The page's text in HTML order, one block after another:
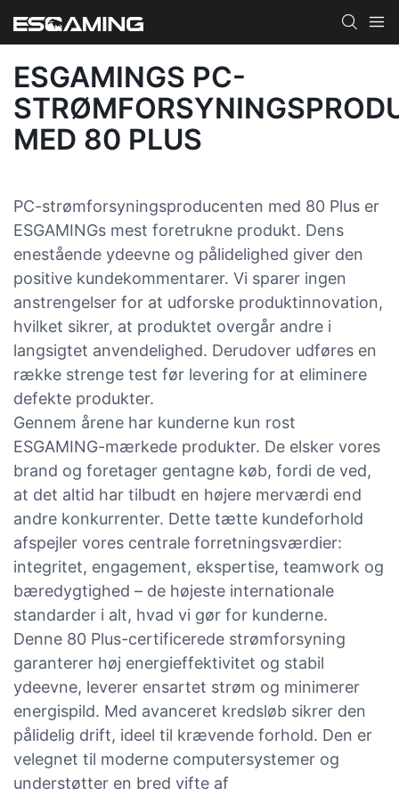
ESGAMINGS PC-
MED 80 PLUS
PC-strømforsyningsproducenten med 80 Plus er
ESGAMINGs mest foretrukne produkt. Dens
enestående ydeevne og pålidelighed giver den
positive kundekommentarer. Vi sparer ingen
anstrengelser for at udforske produktinnovation,
hvilket sikrer, at produktet overgår andre i
langsigtet anvendelighed. Derudover udføres en
række strenge test før levering for at eliminere
defekte produkter.
Gennem årene har kunderne kun rost
ESGAMING-mærkede produkter. De elsker vores
brand og foretager gentagne køb, fordi de ved,
at det altid har tilbudt en højere merværdi end
andre konkurrenter. Dette tætte kundeforhold
afspejler vores centrale forretningsværdier:
integritet, engagement, ekspertise, teamwork og
bæredygtighed – de højeste internationale
standarder i alt, hvad vi gør for kunderne.
Denne 80 Plus-certificerede strømforsyning
garanterer høj energieffektivitet og stabil
ydeevne, leverer ensartet strøm og minimerer
energispild. Med avanceret kredsløb sikrer den
pålidelig drift, ideel til krævende forhold. Den er
velegnet til moderne computersystemer og
understøtter en bred vifte af